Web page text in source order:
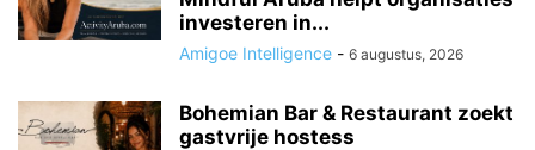
investeren in...
Amigoe Intelligence - 6 augustus, 2026
Bohemian Bar & Restaurant zoekt
gastvrije hostess